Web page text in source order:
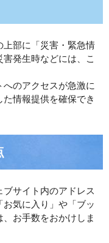
上部に「災害・緊急情
発生時などには、こ
のアクセスが急激に
情報提供を確保でき
サイト内のアドレス
気に入り」や「ブッ
お手数をおかけしま